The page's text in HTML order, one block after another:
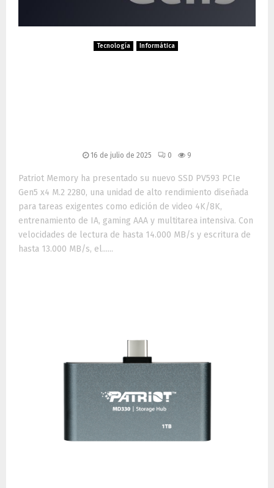
Tecnología Informática
16 de julio de 2025 0 9
Patriot Memory ha presentado su nuevo SSD PV593 PCIe
Gen5 x4 M.2 2280, una unidad de alto rendimiento diseñada
para tareas exigentes como edición de video 4K/8K,
entrenamiento de IA, gaming AAA y multitarea intensiva. Con
velocidades de lectura de hasta 14.000 MB/s y escritura de
hasta 13.000 MB/s, el......